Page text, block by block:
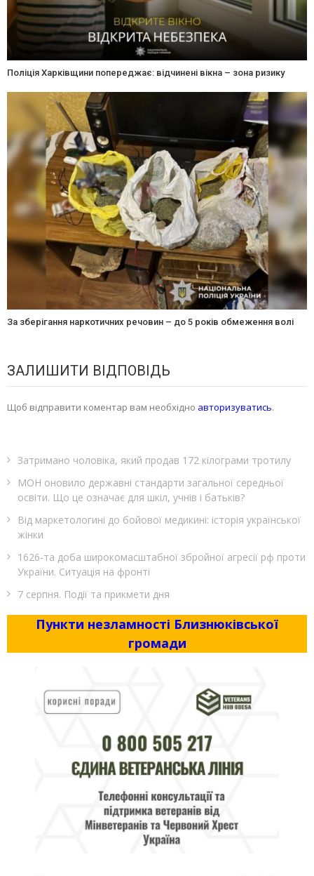
Поліція Харківщини попереджає: відчинені вікна – зона ризику
За зберігання наркотичних речовин – до 5 років обмеження волі
ЗАЛИШИТИ ВІДПОВІДЬ
Щоб відправити коментар вам необхідно авторизуватись.
Затримано чоловіка, який продав 172 кілограми тротилу
МОН оновило державні стандарти загальної середньої
освіти. Що це означає для шкіл, учнів і батьків?
Від маркетологині до бойової медикині: історія української
жінки
1626-та доба широкомасштабної збройної агресії рф проти
України. Ситуація на фронті
7 серпня. Події та прикмети дня
Пункти незламності Близнюківської
громади